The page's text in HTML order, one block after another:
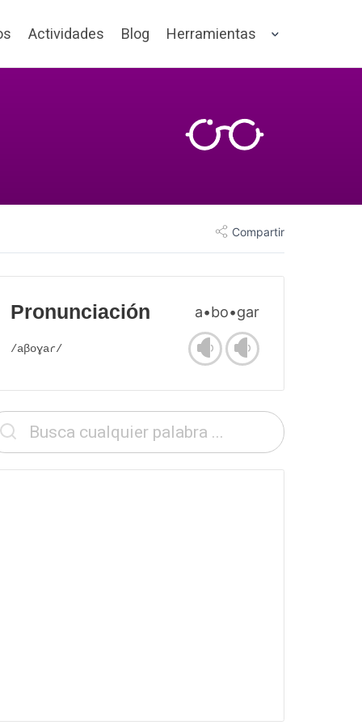
Actividades Blog Herramientas
Compartir
Pronunciación a•bo•gar
/aβoɣaɾ/